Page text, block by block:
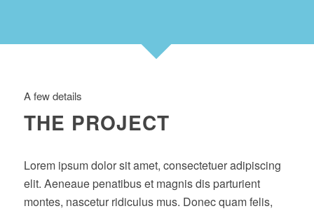
A few details
THE PROJECT
Lorem ipsum dolor sit amet, consectetuer adipiscing
elit. Aeneaue penatibus et magnis dis parturient
montes, nascetur ridiculus mus. Donec quam felis,